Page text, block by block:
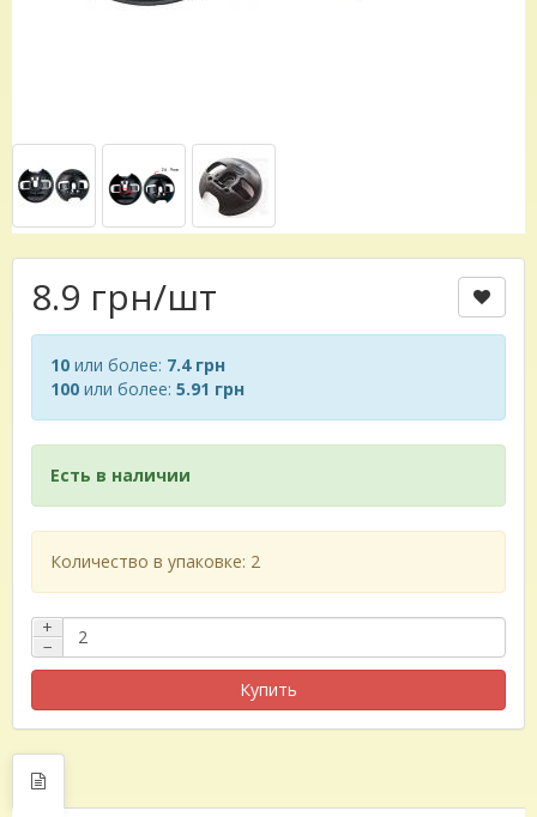
8.9 грн/шт
10 или более: 7.4 грн
100 или более: 5.91 грн
Есть в наличии
Количество в упаковке: 2
+
−
Купить